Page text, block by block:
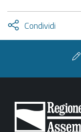
Condividi
Attiva
condividi